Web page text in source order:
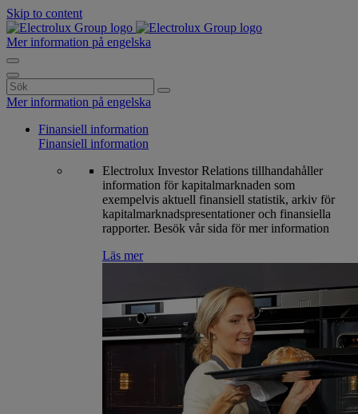
Skip to content
Mer information på engelska
Search
for:
Mer information på engelska
Finansiell information
Finansiell information
Electrolux Investor Relations tillhandahåller
information för kapitalmarknaden som
exempelvis aktuell finansiell statistik, arkiv för
kapitalmarknadspresentationer och finansiella
rapporter. Besök vår sida för mer information
Läs mer